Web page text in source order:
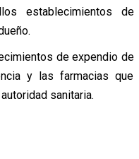
establecimientos de
de expendio de
y las farmacias que
sanitaria.